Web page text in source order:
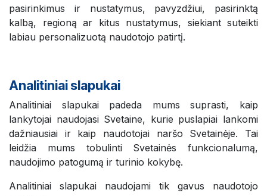
pasirinkimus ir nustatymus, pavyzdžiui, pasirinktą
kalbą, regioną ar kitus nustatymus, siekiant suteikti
labiau personalizuotą naudotojo patirtį.
Analitiniai slapukai
Analitiniai slapukai padeda mums suprasti, kaip
lankytojai naudojasi Svetaine, kurie puslapiai lankomi
dažniausiai ir kaip naudotojai naršo Svetainėje. Tai
leidžia mums tobulinti Svetainės funkcionalumą,
naudojimo patogumą ir turinio kokybę.
Analitiniai slapukai naudojami tik gavus naudotojo